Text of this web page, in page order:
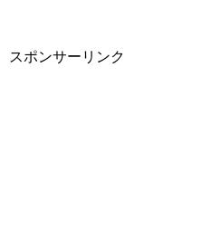
スポンサーリンク